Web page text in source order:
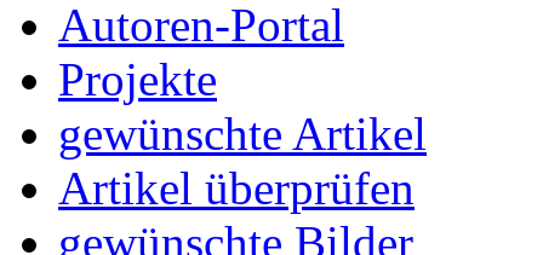
Autoren-Portal
Projekte
gewünschte Artikel
Artikel überprüfen
gewünschte Bilder